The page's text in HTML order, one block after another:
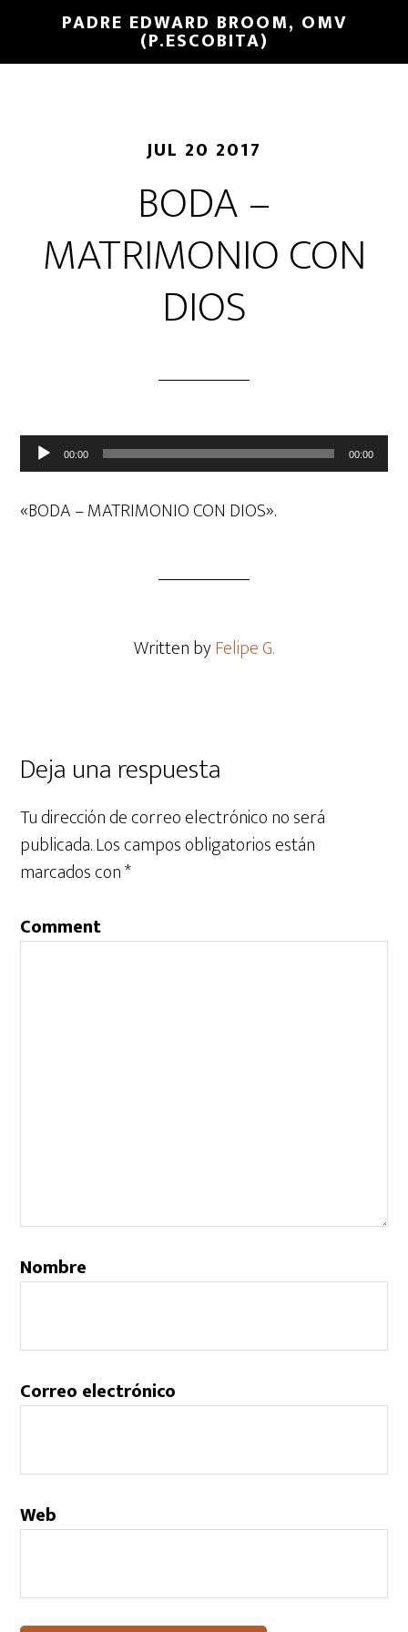
PADRE EDWARD BROOM, OMV
(P.ESCOBITA)
JUL 20 2017
BODA –
MATRIMONIO CON
DIOS
Reproductor
de
audio
00:00 00:00
«BODA – MATRIMONIO CON DIOS».
Written byFelipe G.
Deja una respuesta
Tu dirección de correo electrónico no será
publicada.Los campos obligatorios están
marcados con*
Comment
Nombre
Correo electrónico
Web